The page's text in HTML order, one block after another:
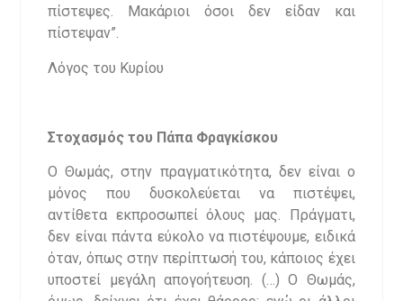
πίστεψες. Μακάριοι όσοι δεν είδαν και
πίστεψαν”.
Λόγος του Κυρίου
Στοχασμός του Πάπα Φραγκίσκου
Ο Θωμάς, στην πραγματικότητα, δεν είναι ο
μόνος που δυσκολεύεται να πιστέψει,
αντίθετα εκπροσωπεί όλους μας. Πράγματι,
δεν είναι πάντα εύκολο να πιστέψουμε, ειδικά
όταν, όπως στην περίπτωσή του, κάποιος έχει
υποστεί μεγάλη απογοήτευση. (…) Ο Θωμάς,